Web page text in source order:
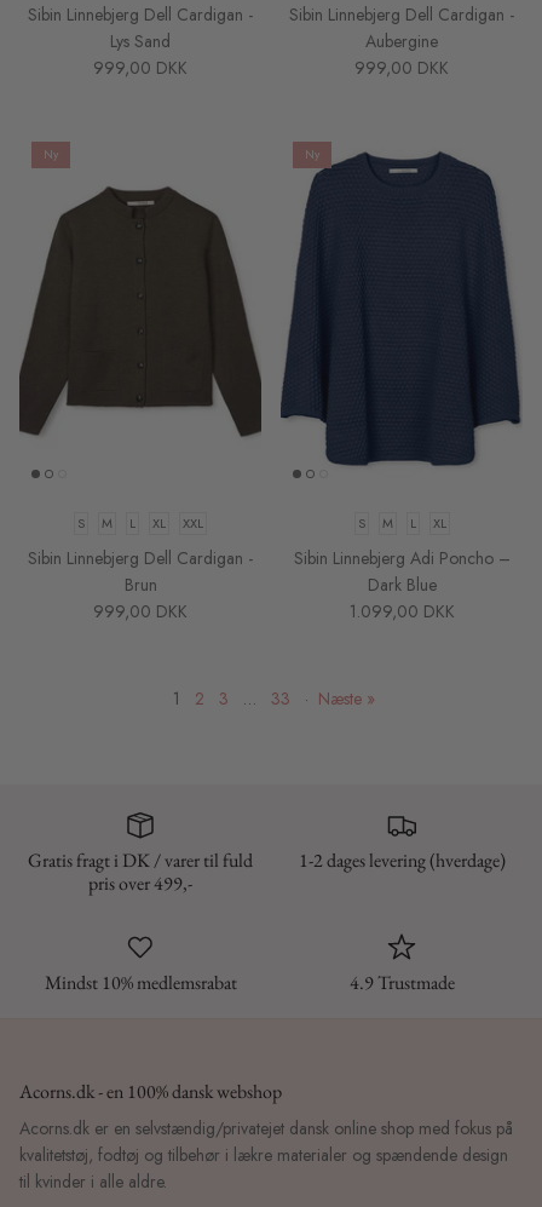
Sibin Linnebjerg Dell Cardigan -
Lys Sand
999,00 DKK
Sibin Linnebjerg Dell Cardigan -
Aubergine
999,00 DKK
Ny
S M L XL XXL
Sibin Linnebjerg Dell Cardigan -
Brun
999,00 DKK
Ny
S M L XL
Sibin Linnebjerg Adi Poncho –
Dark Blue
1.099,00 DKK
1 2 3 … 33 · Næste »
Gratis fragt i DK / varer til fuld
pris over 499,-
1-2 dages levering (hverdage)
Mindst 10% medlemsrabat 4.9 Trustmade
Acorns.dk - en 100% dansk webshop
Acorns.dk er en selvstændig/privatejet dansk online shop med fokus på
kvalitetstøj, fodtøj og tilbehør i lækre materialer og spændende design
til kvinder i alle aldre.